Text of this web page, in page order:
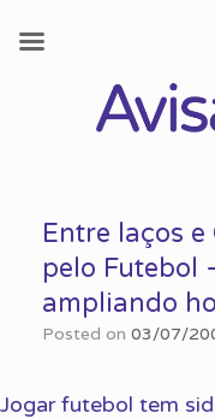
contentEntre laços
pelo Futebol
ampliando
Posted on 03/07/
Jogar futebol tem